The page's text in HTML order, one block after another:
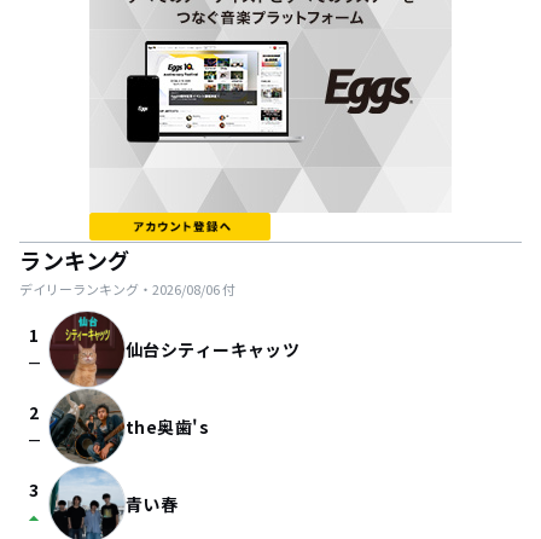
ランキング
デイリーランキング・ 2026/08/06付
1
check_indeterminate_small 仙台シティーキャッツ
2
check_indeterminate_small the奥歯's
3
arrow_drop_up 青い春